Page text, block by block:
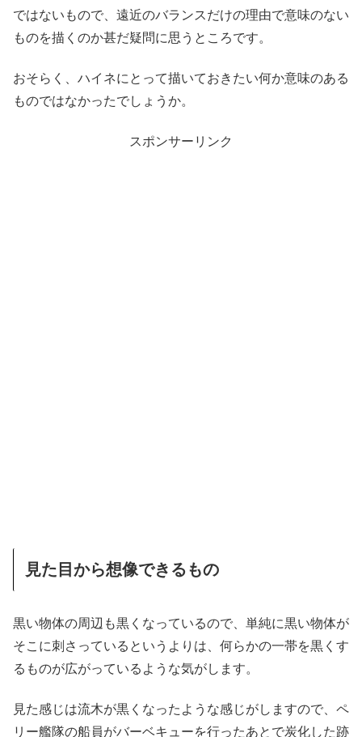
ではないもので、遠近のバランスだけの理由で意味のない
ものを描くのか甚だ疑問に思うところです。
おそらく、ハイネにとって描いておきたい何か意味のある
ものではなかったでしょうか。
スポンサーリンク
見た目から想像できるもの
黒い物体の周辺も黒くなっているので、単純に黒い物体が
そこに刺さっているというよりは、何らかの一帯を黒くす
るものが広がっているような気がします。
見た感じは流木が黒くなったような感じがしますので、ペ
リー艦隊の船員がバーベキューを行ったあとで炭化した跡